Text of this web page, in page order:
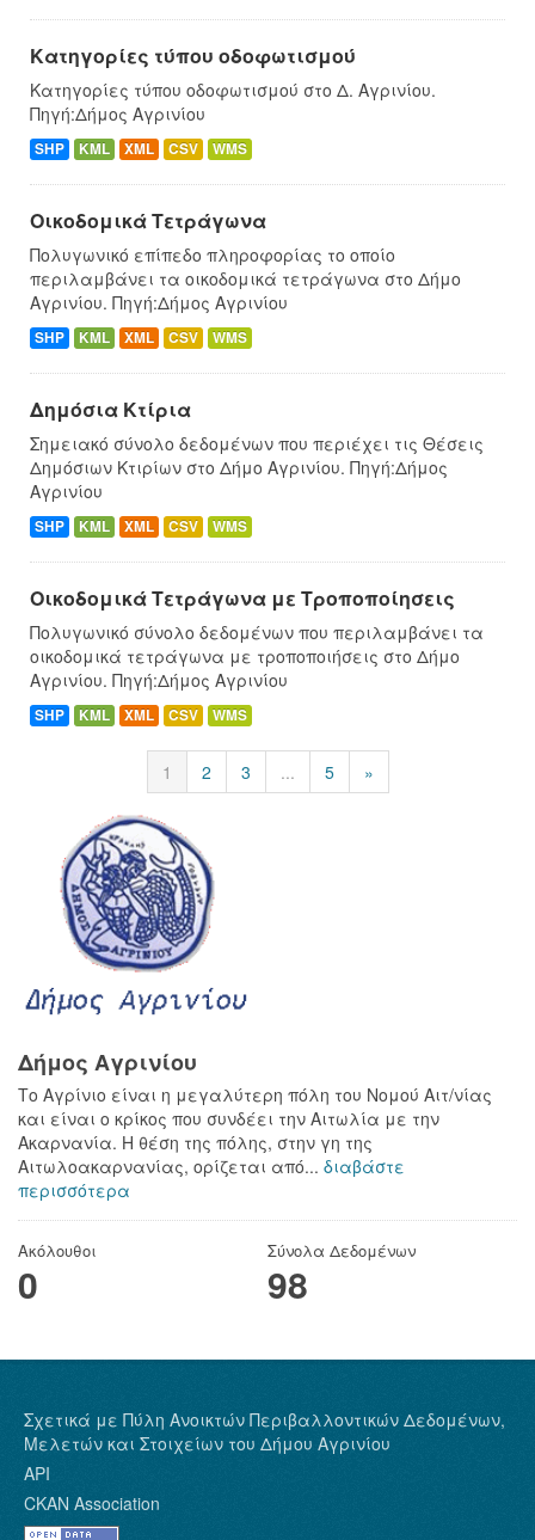
Κατηγορίες τύπου οδοφωτισμού
Κατηγορίες τύπου οδοφωτισμού στο Δ. Αγρινίου.
Πηγή:Δήμος Αγρινίου
SHP KML XML CSV WMS
Οικοδομικά Τετράγωνα
Πολυγωνικό επίπεδο πληροφορίας το οποίο
περιλαμβάνει τα οικοδομικά τετράγωνα στο Δήμο
Αγρινίου. Πηγή:Δήμος Αγρινίου
SHP KML XML CSV WMS
Δημόσια Κτίρια
Σημειακό σύνολο δεδομένων που περιέχει τις Θέσεις
Δημόσιων Κτιρίων στο Δήμο Αγρινίου. Πηγή:Δήμος
Αγρινίου
SHP KML XML CSV WMS
Οικοδομικά Τετράγωνα με Τροποποίησεις
Πολυγωνικό σύνολο δεδομένων που περιλαμβάνει τα
οικοδομικά τετράγωνα με τροποποιήσεις στο Δήμο
Αγρινίου. Πηγή:Δήμος Αγρινίου
SHP KML XML CSV WMS
1 2 3 ... 5 »
Δήμος Αγρινίου
Το Αγρίνιο είναι η μεγαλύτερη πόλη του Νομού Αιτ/νίας
και είναι ο κρίκος που συνδέει την Αιτωλία με την
Ακαρνανία. Η θέση της πόλης, στην γη της
Αιτωλοακαρνανίας, ορίζεται από... διαβάστε
περισσότερα
Ακόλουθοι
0
Σύνολα Δεδομένων
98
Σχετικά με Πύλη Ανοικτών Περιβαλλοντικών Δεδομένων,
Μελετών και Στοιχείων του Δήμου Αγρινίου
API
CKAN Association